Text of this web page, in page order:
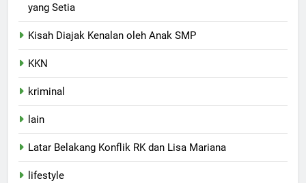
yang Setia
Kisah Diajak Kenalan oleh Anak SMP
KKN
kriminal
lain
Latar Belakang Konflik RK dan Lisa Mariana
lifestyle